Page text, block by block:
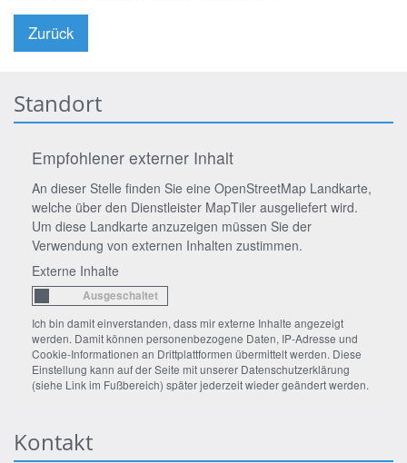
Zurück
Standort
Empfohlener externer Inhalt
An dieser Stelle finden Sie eine OpenStreetMap Landkarte,
welche über den Dienstleister MapTiler ausgeliefert wird.
Um diese Landkarte anzuzeigen müssen Sie der
Verwendung von externen Inhalten zustimmen.
Externe Inhalte
Ich bin damit einverstanden, dass mir externe Inhalte angezeigt
werden. Damit können personenbezogene Daten, IP-Adresse und
Cookie-Informationen an Drittplattformen übermittelt werden. Diese
Einstellung kann auf der Seite mit unserer Datenschutzerklärung
(siehe Link im Fußbereich) später jederzeit wieder geändert werden.
Kontakt